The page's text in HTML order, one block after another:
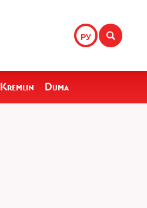
РУ
Kremlin Duma